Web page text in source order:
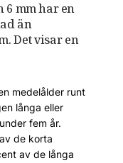
6 mm har en
än
Det visar en
medelålder runt
långa eller
fem år.
de korta
av de långa